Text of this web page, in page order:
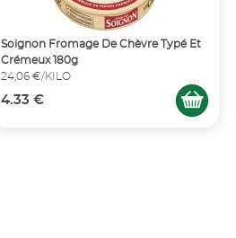
Soignon Fromage De Chèvre Typé Et
Crémeux 180g
24,06 €/KILO
4.33 €